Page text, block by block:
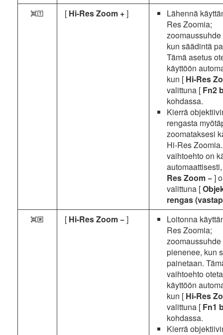
o [ Hi-Res Zoom +]
Lähennä
Res Zoomia;
kun säädintä
Tämä asetus
käyttöön
kun [ Hi-Res
valittuna [ Fn2
kohdassa.
Kierrä
rengasta
zoomataksesi
Hi-Res
vaihtoehto on
Res Zoom −]
valittuna [
rengas
p [ Hi-Res Zoom −]
Loitonna
Res Zoomia;
zoomaussuhde
pienenee, kun
painetaan.
vaihtoehto
käyttöön
kun [ Hi-Res
valittuna [ Fn1
kohdassa.
Kierrä